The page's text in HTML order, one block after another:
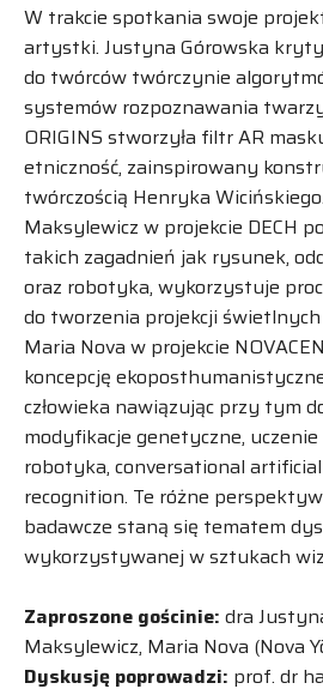
W trakcie spotkania swoje
artystki. Justyna Górowska
do twórców twórczynie
systemów rozpoznawania
ORIGINS stworzyła filtr AR
etniczność, zainspirowany
twórczością Henryka
Maksylewicz w projekcie DECH
takich zagadnień jak rysunek,
oraz robotyka, wykorzystuje
do tworzenia projekcji
Maria Nova w projekcie
koncepcję
człowieka nawiązując przy tym
modyfikacje genetyczne,
robotyka, conversational
recognition. Te różne
badawcze staną się tematem
wykorzystywanej w sztukach
Zaproszone gościnie: dra
Maksylewicz, Maria Nova (Nova
Dyskusję poprowadzi: prof. dr